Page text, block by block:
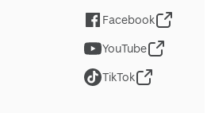
Facebook
YouTube
TikTok